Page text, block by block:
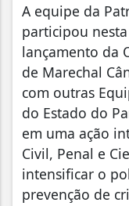
A equipe da
participou
lançamento da
de Marechal
com outras
do Estado do
em uma ação
Civil, Penal e
intensificar o
prevenção de